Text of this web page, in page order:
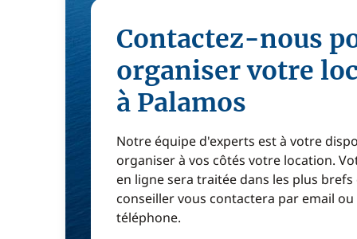
Contactez-nous
organiser votre
à Palamos
Notre équipe d'experts est à votre
organiser à vos côtés votre location.
en ligne sera traitée dans les plus brefs
conseiller vous contactera par email
téléphone.